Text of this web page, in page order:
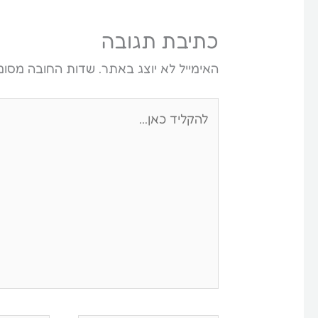
כתיבת תגובה
האימייל לא יוצג באתר. שדות החובה
כאן...